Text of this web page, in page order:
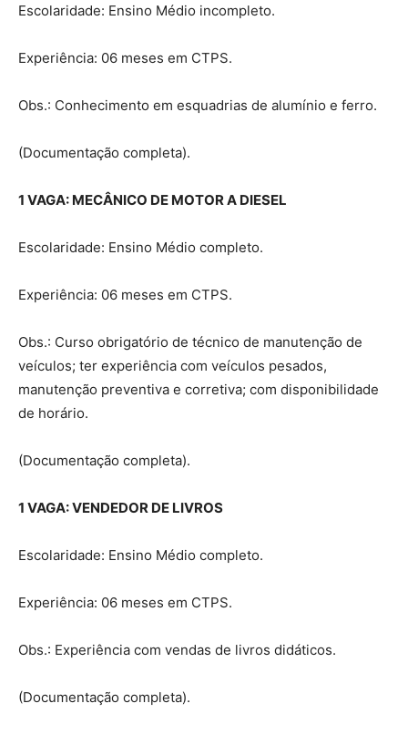
Escolaridade: Ensino Médio incompleto.
Experiência: 06 meses em CTPS.
Obs.: Conhecimento em esquadrias de alumínio e ferro.
(Documentação completa).
1 VAGA: MECÂNICO DE MOTOR A DIESEL
Escolaridade: Ensino Médio completo.
Experiência: 06 meses em CTPS.
Obs.: Curso obrigatório de técnico de manutenção de
veículos; ter experiência com veículos pesados,
manutenção preventiva e corretiva; com disponibilidade
de horário.
(Documentação completa).
1 VAGA: VENDEDOR DE LIVROS
Escolaridade: Ensino Médio completo.
Experiência: 06 meses em CTPS.
Obs.: Experiência com vendas de livros didáticos.
(Documentação completa).